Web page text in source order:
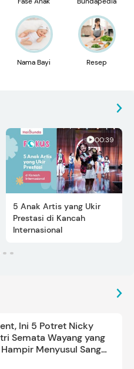
Nama Bayi Resep
00:39
5 Anak Artis yang Ukir
Prestasi di Kancah
Internasional
Ini 5 Potret Nicky
Semata Wayang yang
Menyusul Sang